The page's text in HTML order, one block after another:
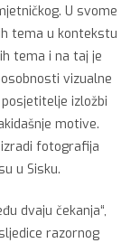
U svome
tema u kontekstu
tema i na taj je
vizualne
izložbi
motive.
fotografija
u Sisku.
dvaju čekanja“,
razornog